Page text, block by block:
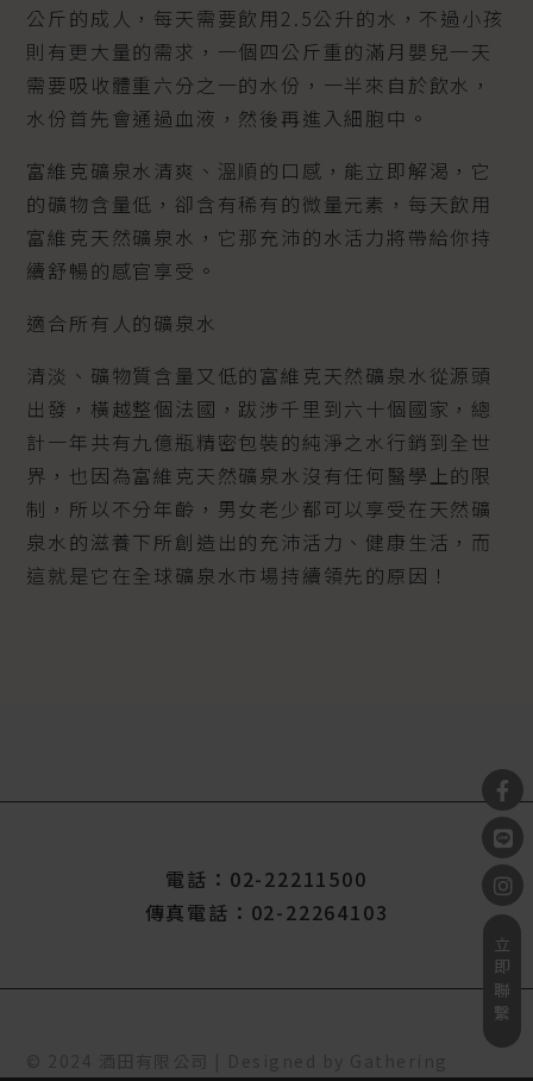
公斤的成人，每天需要飲用2.5公升的水，不過小孩
則有更大量的需求，一個四公斤重的滿月嬰兒一天
需要吸收體重六分之一的水份，一半來自於飲水，
水份首先會通過血液，然後再進入細胞中。
富維克礦泉水清爽、溫順的口感，能立即解渴，它
的礦物含量低，卻含有稀有的微量元素，每天飲用
富維克天然礦泉水，它那充沛的水活力將帶給你持
續舒暢的感官享受。
適合所有人的礦泉水
清淡、礦物質含量又低的富維克天然礦泉水從源頭
出發，橫越整個法國，跋涉千里到六十個國家，總
計一年共有九億瓶精密包裝的純淨之水行銷到全世
界，也因為富維克天然礦泉水沒有任何醫學上的限
制，所以不分年齡，男女老少都可以享受在天然礦
泉水的滋養下所創造出的充沛活力、健康生活，而
這就是它在全球礦泉水市場持續領先的原因！
立即聯繫
電話：02-22211500
傳真電話：02-22264103